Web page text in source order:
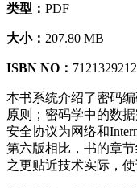
类型： PDF
大小： 207.80 MB
ISBN NO： 7121329212
本书系统介绍了密码
原则；密码学中的数
安全协议为网络和
第六版相比，书的章
之更贴近技术实际，使